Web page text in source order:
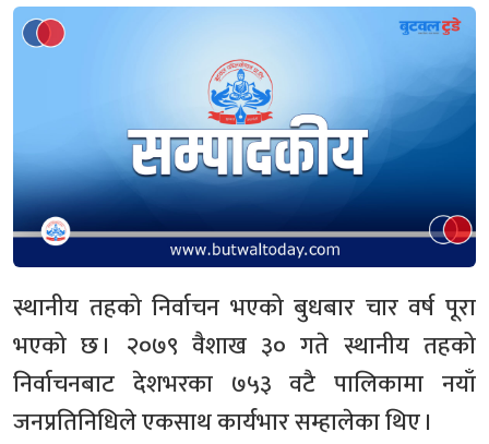
स्थानीय तहको निर्वाचन भएको बुधबार चार वर्ष पूरा
भएको छ । २०७९ वैशाख ३० गते स्थानीय तहको
निर्वाचनबाट देशभरका ७५३ वटै पालिकामा नयाँ
जनप्रतिनिधिले एकसाथ कार्यभार सम्हालेका थिए ।